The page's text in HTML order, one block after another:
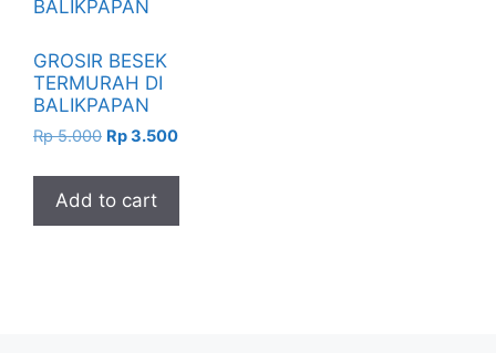
GROSIR BESEK
TERMURAH DI
BALIKPAPAN
Rp5.000 Original
was:
Rp 5.000.
Rp3.500Current
is:
Add to cart